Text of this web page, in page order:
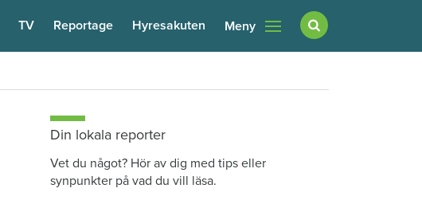
TV Reportage Hyresakuten Meny
Din lokala reporter
Vet du något? Hör av dig med tips eller
synpunkter på vad du vill läsa.